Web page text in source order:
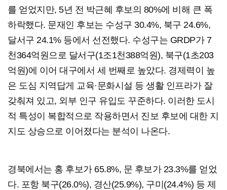
를 얻었지만, 5년 전 박근혜 후보의 80%에 비해 큰 폭
하락했다. 문재인 후보는 수성구 30.4%, 북구 24.6%,
달서구 24.1% 등에서 선전했다. 수성구는 GRDP가 7
천364억원으로 달서구(1조1천388억원), 북구(1초203
억원)에 이어 대구에서 세 번째로 높았다. 경제력이 높
은 도심 지역답게 교육·문화시설 등 생활 인프라가 잘
갖춰져 있고, 외부 인구 유입도 꾸준하다. 이러한 도시
적 특성이 복합적으로 작용하면서 진보 후보에 대한 지
지도 상승으로 이어졌다는 분석이 나온다.
경북에서는 홍 후보가 65.8%, 문 후보가 23.3%를 얻었
다. 포항 북구(26.0%), 경산(25.9%), 구미(24.4%) 등 제